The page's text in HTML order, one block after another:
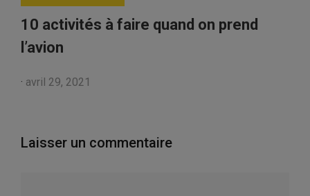
10 activités à faire quand on prend
l’avion
· avril 29, 2021
Laisser un commentaire